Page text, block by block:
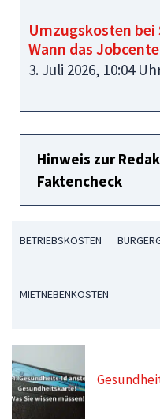
Umzugskosten
Wann das
3. Juli 2026, 10:04
Hinweis zur
Faktencheck
BETRIEBSKOSTEN
MIETNEBENKOSTEN